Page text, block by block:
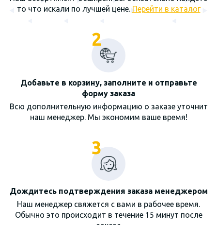
то что искали по лучшей цене. Перейти в каталог
2
Добавьте в корзину, заполните и отправьте
форму заказа
Всю дополнительную информацию о заказе уточнит
наш менеджер. Мы экономим ваше время!
3
Дождитесь подтверждения заказа менеджером
Наш менеджер свяжется с вами в рабочее время.
Обычно это происходит в течение 15 минут после